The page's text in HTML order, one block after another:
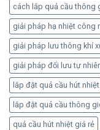
cách lắp quả cầu thông
giải pháp hạ nhiệt công
giải pháp lưu thông khí
giải pháp đối lưu tự
lắp đặt quả cầu hút nhiệt
lắp đặt quả cầu thông
quả cầu hút nhiệt giá rẻ